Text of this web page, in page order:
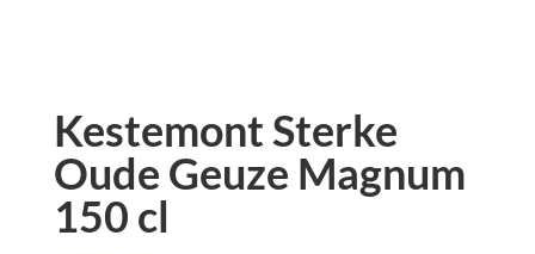
Kestemont Sterke
Oude Geuze Magnum
150 cl